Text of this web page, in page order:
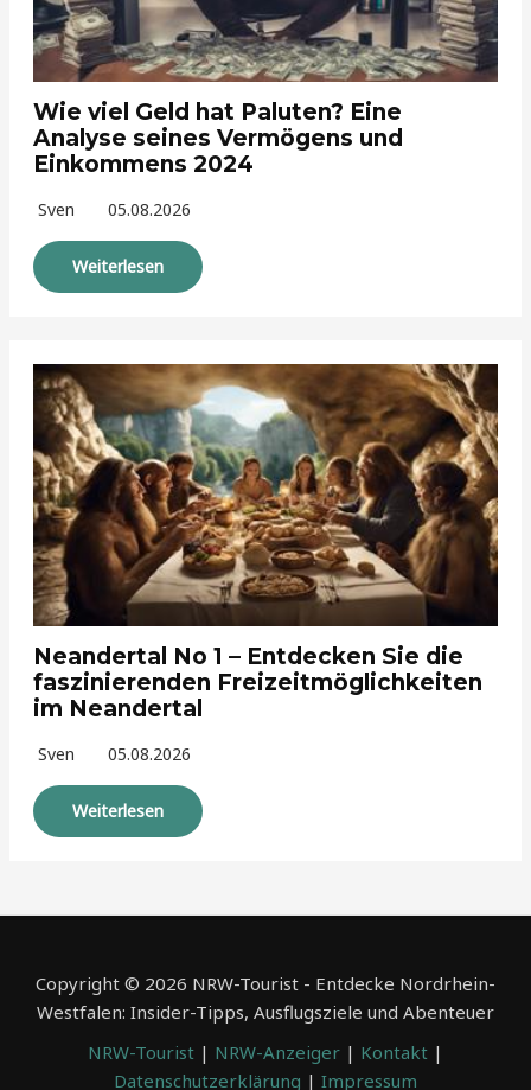
Wie viel Geld hat Paluten? Eine
Analyse seines Vermögens und
Einkommens 2024
Sven 05.08.2026
Weiterlesen
Neandertal No 1 – Entdecken Sie die
faszinierenden Freizeitmöglichkeiten
im Neandertal
Sven 05.08.2026
Weiterlesen
Copyright © 2026 NRW-Tourist - Entdecke Nordrhein-
Westfalen: Insider-Tipps, Ausflugsziele und Abenteuer
NRW-Tourist | NRW-Anzeiger | Kontakt |
Datenschutzerklärung | Impressum